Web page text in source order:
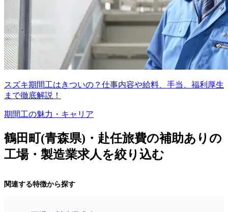
スズキ期間工はきついの？仕事内容や給料、手当、福利厚生
まで徹底解説！
期間工の魅力・キャリア
鶴田町(青森県)・赴任旅費の補助ありの
工場・製造業求人を絞り込む
関連する特徴から探す